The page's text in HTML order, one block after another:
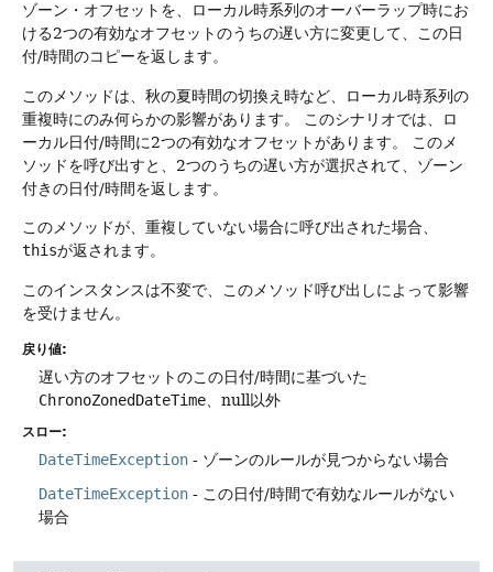
ゾーン・オフセットを、ローカル時系列のオーバーラップ時にお
ける2つの有効なオフセットのうちの遅い方に変更して、この日
付/時間のコピーを返します。
このメソッドは、秋の夏時間の切換え時など、ローカル時系列の
重複時にのみ何らかの影響があります。
このシナリオでは、ロ
ーカル日付/時間に2つの有効なオフセットがあります。
このメ
ソッドを呼び出すと、2つのうちの遅い方が選択されて、ゾーン
付きの日付/時間を返します。
このメソッドが、重複していない場合に呼び出された場合、
thisが返されます。
このインスタンスは不変で、このメソッド呼び出しによって影響
を受けません。
戻り値:
遅い方のオフセットのこの日付/時間に基づいた
ChronoZonedDateTime 、null以外
スロー:
DateTimeException - ゾーンのルールが見つからない場合
DateTimeException - この日付/時間で有効なルールがない
場合